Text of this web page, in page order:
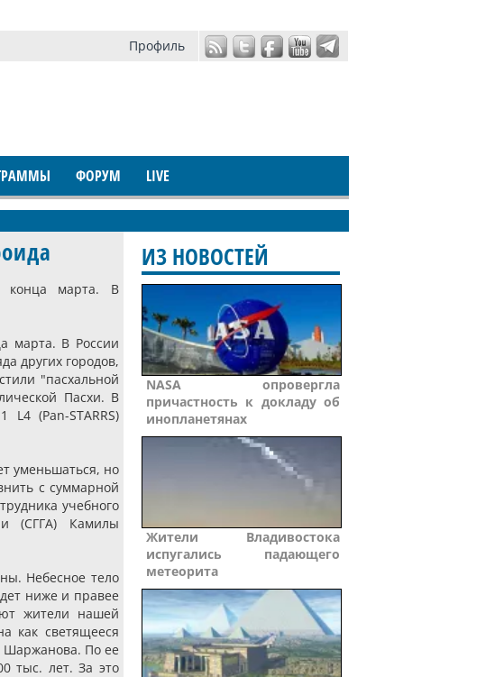
Профиль
ФОРУМ LIVE
конца марта. В
марта. В России
других городов,
"пасхальной
Пасхи. В
(Pan-STARRS)
уменьшаться, но
с суммарной
учебного
(СГГА) Камилы
Небесное тело
ниже и правее
жители нашей
как светящееся
Шаржанова. По ее
тыс. лет. За это
ИЗ НОВОСТЕЙ
NASA опровергла
причастность к докладу об
инопланетянах
Жители Владивостока
испугались падающего
метеорита